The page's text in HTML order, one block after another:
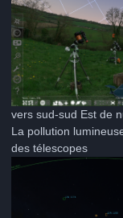
vers sud-sud Est de
La pollution
des télescopes